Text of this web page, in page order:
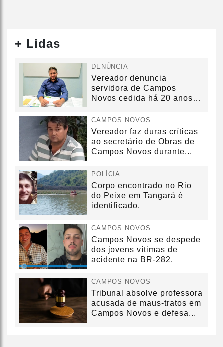
+ Lidas
DENÚNCIA
Vereador denuncia
servidora de Campos
Novos cedida há 20 anos
CAMPOS NOVOS
Vereador faz duras críticas
ao secretário de Obras de
Campos Novos durante...
POLÍCIA
Corpo encontrado no Rio
do Peixe em Tangará é
identificado.
CAMPOS NOVOS
Campos Novos se despede
dos jovens vítimas de
acidente na BR-282.
CAMPOS NOVOS
Tribunal absolve professora
acusada de maus-tratos em
Campos Novos e defesa...